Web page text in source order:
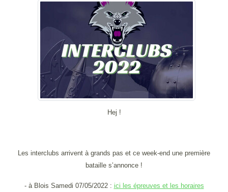
Hej !
Les interclubs arrivent à grands pas et ce week-end une première
bataille s’annonce !
- à Blois Samedi 07/05/2022 : ici les épreuves et les horaires